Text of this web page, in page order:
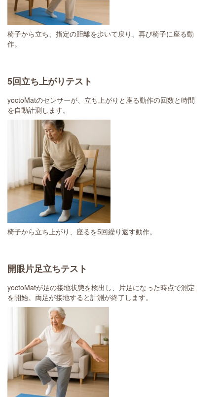
椅子から立ち、指定の距離を歩いて戻り、再び椅子に座る動
作。
5回立ち上がりテスト
yoctoMatのセンサーが、立ち上がりと座る動作の回数と時間
を自動計測します。
椅子から立ち上がり、座るを5回繰り返す動作。
開眼片足立ちテスト
yoctoMatが足の接地状態を検出し、片足になった時点で測定
を開始。両足が接地すると計測が終了します。